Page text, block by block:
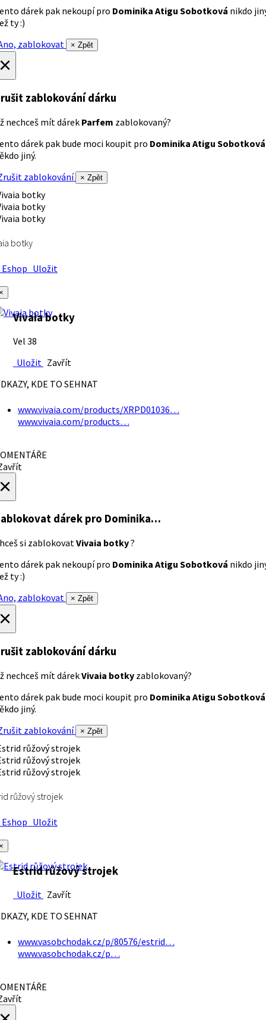
dárek pak nekoupí pro Dominika Atigu Sobotková nikdo
ty :)
zablokovat
× Zpět
zablokování dárku
nechceš mít dárek Parfem zablokovaný?
dárek pak bude moci koupit pro Dominika Atigu Sobotková
jiný.
zablokování
× Zpět
botky
Uložit
Vivaia botky
Vel 38
Uložit Zavřít
KDE TO SEHNAT
www.vivaia.com/products/XRPD01036…
www.vivaia.com/products…
dárek pro Dominika…
si zablokovatVivaia botky?
dárek pak nekoupí pro Dominika Atigu Sobotková nikdo
ty :)
zablokovat
× Zpět
zablokování dárku
nechceš mít dárekVivaia botky zablokovaný?
dárek pak bude moci koupit pro Dominika Atigu Sobotková
jiný.
zablokování
× Zpět
růžový strojek
Uložit
Estrid růžový strojek
Uložit Zavřít
KDE TO SEHNAT
www.vasobchodak.cz/p/80576/estrid…
www.vasobchodak.cz/p…